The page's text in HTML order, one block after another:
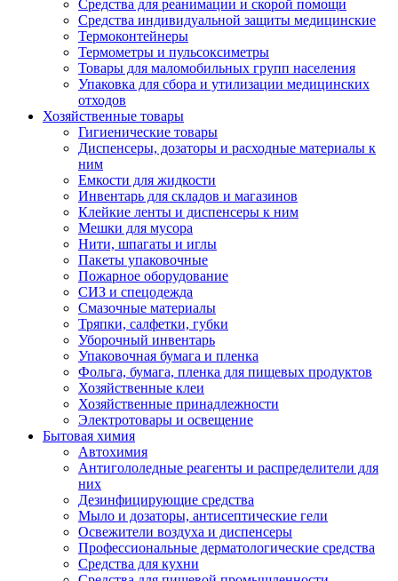
Средства для реанимации и скорой помощи
Средства индивидуальной защиты медицинские
Термоконтейнеры
Термометры и пульсоксиметры
Товары для маломобильных групп населения
Упаковка для сбора и утилизации медицинских
отходов
Хозяйственные товары
Гигиенические товары
Диспенсеры, дозаторы и расходные материалы к
ним
Емкости для жидкости
Инвентарь для складов и магазинов
Клейкие ленты и диспенсеры к ним
Мешки для мусора
Нити, шпагаты и иглы
Пакеты упаковочные
Пожарное оборудование
СИЗ и спецодежда
Смазочные материалы
Тряпки, салфетки, губки
Уборочный инвентарь
Упаковочная бумага и пленка
Фольга, бумага, пленка для пищевых продуктов
Хозяйственные клеи
Хозяйственные принадлежности
Электротовары и освещение
Бытовая химия
Автохимия
Антигололедные реагенты и распределители для
них
Дезинфицирующие средства
Мыло и дозаторы, антисептические гели
Освежители воздуха и диспенсеры
Профессиональные дерматологические средства
Средства для кухни